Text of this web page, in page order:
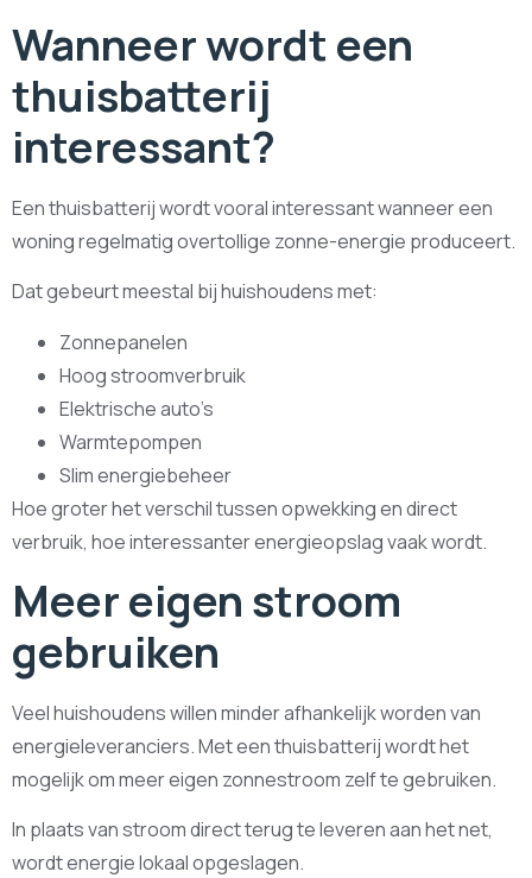
Wanneer wordt een
thuisbatterij
interessant?
Een thuisbatterij wordt vooral interessant wanneer een
woning regelmatig overtollige zonne-energie produceert.
Dat gebeurt meestal bij huishoudens met:
Zonnepanelen
Hoog stroomverbruik
Elektrische auto’s
Warmtepompen
Slim energiebeheer
Hoe groter het verschil tussen opwekking en direct
verbruik, hoe interessanter energieopslag vaak wordt.
Meer eigen stroom
gebruiken
Veel huishoudens willen minder afhankelijk worden van
energieleveranciers. Met een thuisbatterij wordt het
mogelijk om meer eigen zonnestroom zelf te gebruiken.
In plaats van stroom direct terug te leveren aan het net,
wordt energie lokaal opgeslagen.